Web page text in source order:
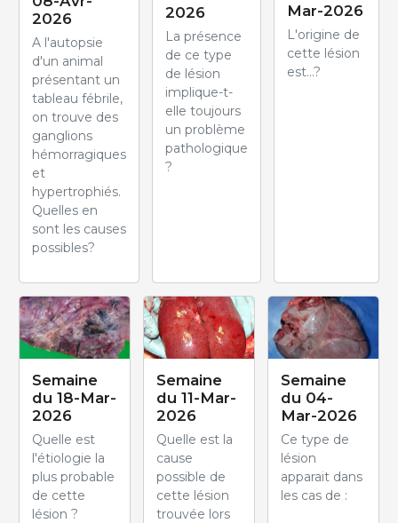
2026
A l'autopsie
d'un animal
présentant un
tableau fébrile,
on trouve des
ganglions
hémorragiques
et
hypertrophiés.
Quelles en
sont les causes
possibles?
2026
La présence
de ce type
de lésion
implique-t-
elle toujours
un problème
pathologique
?
Mar-2026
L'origine de
cette lésion
est...?
Semaine
du 18-Mar-
2026
Quelle est
l'étiologie la
plus probable
de cette
lésion ?
Semaine
du 11-Mar-
2026
Quelle est la
cause
possible de
cette lésion
trouvée lors
Semaine
du 04-
Mar-2026
Ce type de
lésion
apparait dans
les cas de :